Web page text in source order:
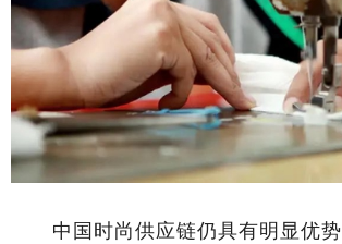
中国时尚供应链仍具有明显优势